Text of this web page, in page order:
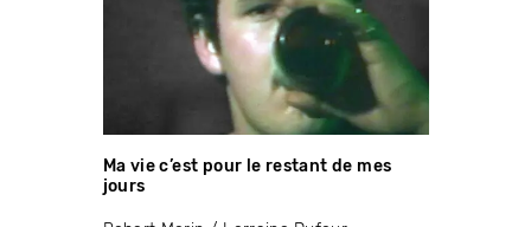
Ma vie c’est pour le restant de mes
jours